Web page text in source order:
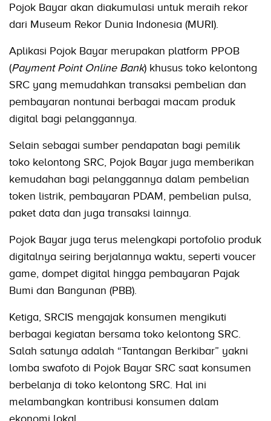
Pojok Bayar akan diakumulasi untuk meraih rekor
dari Museum Rekor Dunia Indonesia (MURI).
Aplikasi Pojok Bayar merupakan platform PPOB
(Payment Point Online Bank) khusus toko kelontong
SRC yang memudahkan transaksi pembelian dan
pembayaran nontunai berbagai macam produk
digital bagi pelanggannya.
Selain sebagai sumber pendapatan bagi pemilik
toko kelontong SRC, Pojok Bayar juga memberikan
kemudahan bagi pelanggannya dalam pembelian
token listrik, pembayaran PDAM, pembelian pulsa,
paket data dan juga transaksi lainnya.
Pojok Bayar juga terus melengkapi portofolio produk
digitalnya seiring berjalannya waktu, seperti voucer
game, dompet digital hingga pembayaran Pajak
Bumi dan Bangunan (PBB).
Ketiga, SRCIS mengajak konsumen mengikuti
berbagai kegiatan bersama toko kelontong SRC.
Salah satunya adalah “Tantangan Berkibar” yakni
lomba swafoto di Pojok Bayar SRC saat konsumen
berbelanja di toko kelontong SRC. Hal ini
melambangkan kontribusi konsumen dalam
ekonomi lokal.